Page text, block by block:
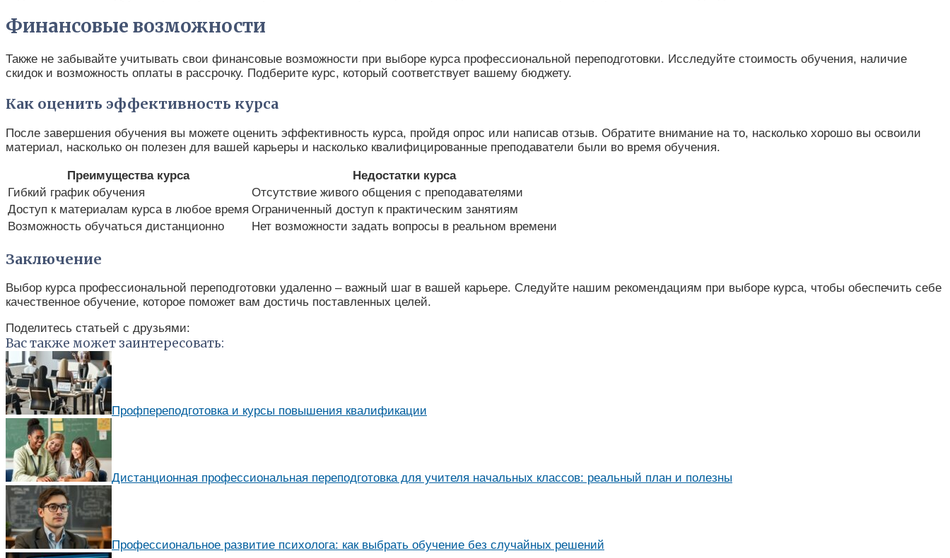
Финансовые возможности
Также не забывайте учитывать свои финансовые возможности при выборе курса профессиональной переподготовки. Исследуйте стоимость обучения, наличие
скидок и возможность оплаты в рассрочку. Подберите курс, который соответствует вашему бюджету.
Как оценить эффективность курса
После завершения обучения вы можете оценить эффективность курса, пройдя опрос или написав отзыв. Обратите внимание на то, насколько хорошо вы освоили
материал, насколько он полезен для вашей карьеры и насколько квалифицированные преподаватели были во время обучения.
Преимущества курса
Недостатки курса
Гибкий график обучения
Отсутствие живого общения с преподавателями
Доступ к материалам курса в любое время Ограниченный доступ к практическим занятиям
Возможность обучаться дистанционно
Нет возможности задать вопросы в реальном времени
Заключение
Выбор курса профессиональной переподготовки удаленно – важный шаг в вашей карьере. Следуйте нашим рекомендациям при выборе курса, чтобы обеспечить себе
качественное обучение, которое поможет вам достичь поставленных целей.
Поделитесь статьей с друзьями:
Вас также может заинтересовать:
Профпереподготовка и курсы повышения квалификации
Дистанционная профессиональная переподготовка для учителя начальных классов: реальный план и полезны
Профессиональное развитие психолога: как выбрать обучение без случайных решений